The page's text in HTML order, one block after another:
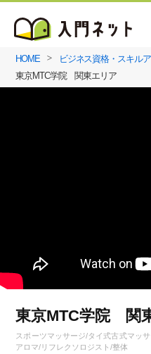
HOME
ビジネス資格・スキル
東京MTC学院 関東エリア
東京MTC学院 関
スポーツマッサージ/タイ式古式マッ
アロマ/リフレクソロジスト/整体